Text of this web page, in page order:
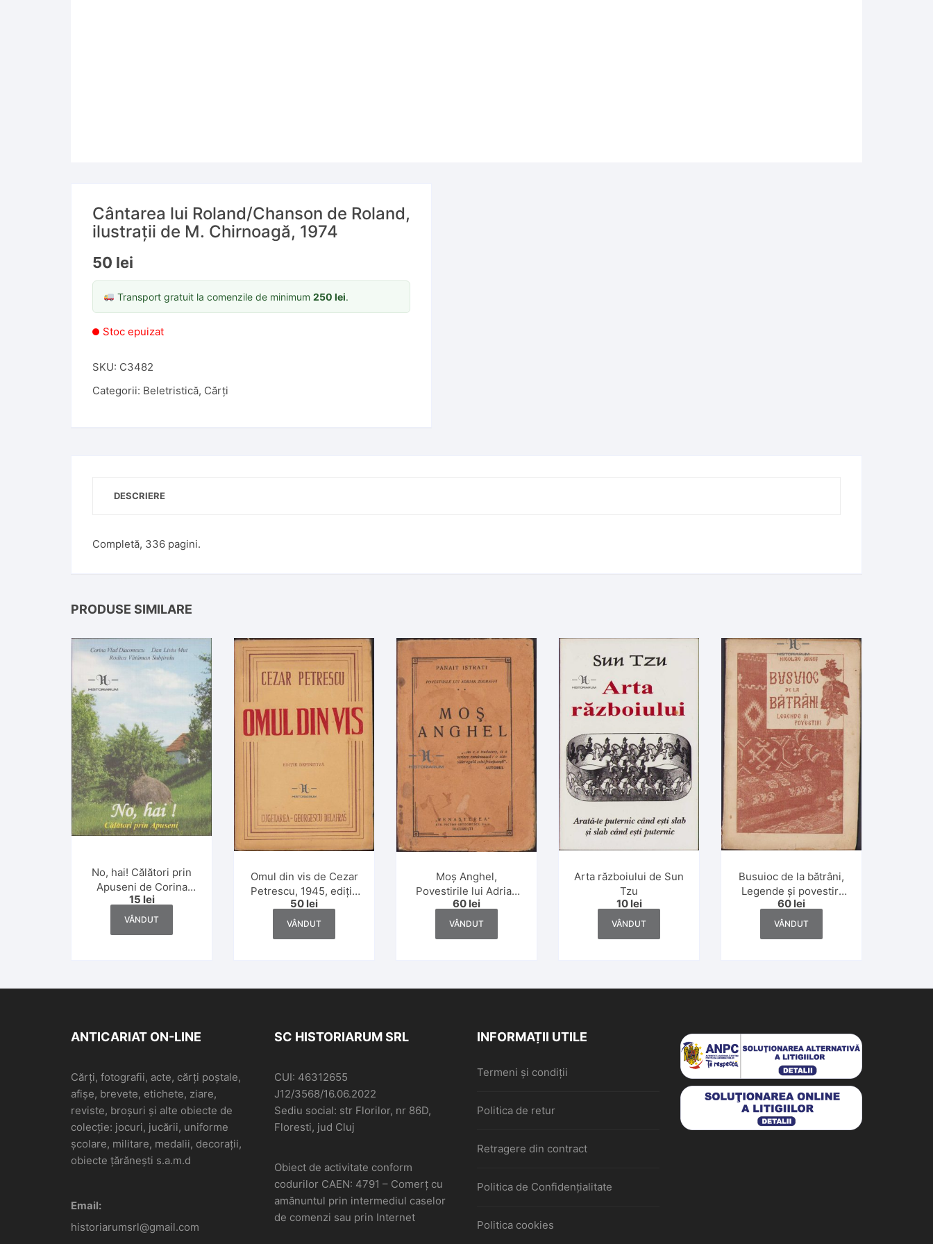
Cântarea lui Roland/Chanson de Roland,
ilustrații de M. Chirnoagă, 1974
50 lei
Transport gratuit la comenzile de minimum 250 lei.
Stoc epuizat
SKU: C3482
Categorii: Beletristică, Cărți
DESCRIERE
Completă, 336 pagini.
PRODUSE SIMILARE
No, hai! Călători prin
Apuseni de Corina
Vlad Diaconescu, Dan
Liviu Mut și Rodica
15 lei
VÂNDUT
Omul din vis de Cezar
Petrescu, 1945, ediție
definitivă
50 lei
VÂNDUT
Moș Anghel,
Povestirile lui Adrian
Zograffi de Panait
Istrati, ediția I, 1925
60 lei
VÂNDUT
Arta războiului de Sun
Tzu
10 lei
VÂNDUT
Busuioc de la bătrâni,
Legende și povestiri
de Nicolae Argeș,
1924
60 lei
VÂNDUT
ANTICARIAT ON-LINE
Cărți, fotografii, acte, cărți poștale,
afișe, brevete, etichete, ziare,
reviste, broșuri și alte obiecte de
colecție: jocuri, jucării, uniforme
școlare, militare, medalii, decorații,
obiecte țărănești s.a.m.d
Email:
historiarumsrl@gmail.com
SC HISTORIARUM SRL
CUI: 46312655
J12/3568/16.06.2022
Sediu social: str Florilor, nr 86D,
Floresti, jud Cluj
Obiect de activitate conform
codurilor CAEN: 4791 – Comerţ cu
amănuntul prin intermediul caselor
de comenzi sau prin Internet
INFORMAȚII UTILE
Termeni și condiții
Politica de retur
Retragere din contract
Politica de Confidențialitate
Politica cookies